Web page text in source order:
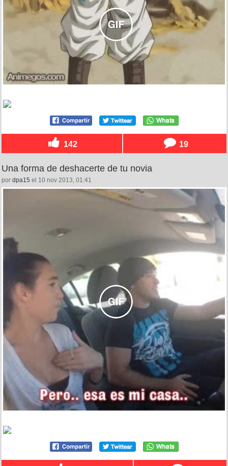
142 19
Una forma de deshacerte de tu novia
por dpa15 el 10 nov 2013, 01:41